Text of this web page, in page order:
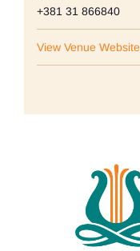
+381 31 866840
View Venue Website